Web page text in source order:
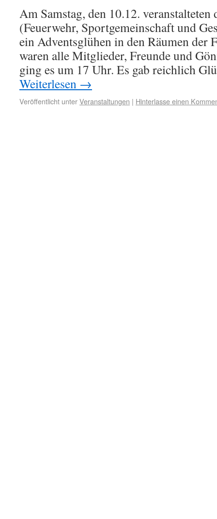
Am Samstag, den 10.12. veranstalteten
(Feuerwehr, Sportgemeinschaft und
ein Adventsglühen in den Räumen der
waren alle Mitglieder, Freunde und
ging es um 17 Uhr. Es gab reichlich
Weiterlesen →
Veröffentlicht unterVeranstaltungen | Hinterlasse einen